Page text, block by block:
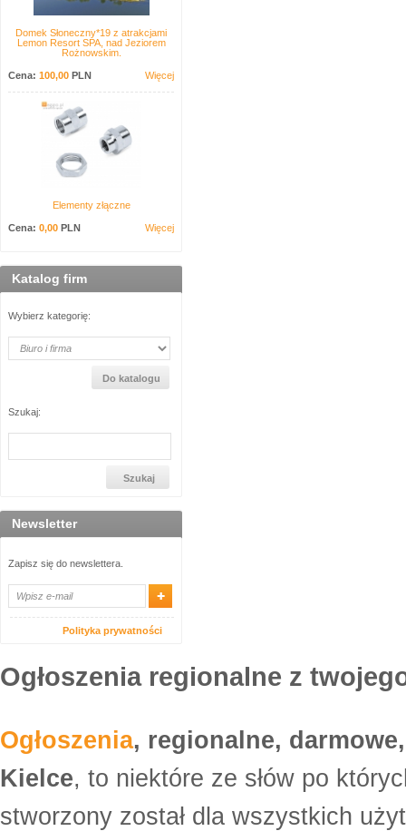
Domek Słoneczny*19 z atrakcjami
Lemon Resort SPA, nad Jeziorem
Rożnowskim.
Cena: 100,00 PLN Więcej
Elementy złączne
Cena: 0,00 PLN Więcej
Katalog firm
Wybierz kategorię:
Szukaj:
Newsletter
Zapisz się do newslettera.
Polityka prywatności
Ogłoszenia regionalne z
Ogłoszenia, regionalne,
Kielce, to niektóre ze słów po
stworzony został dla wszystkich